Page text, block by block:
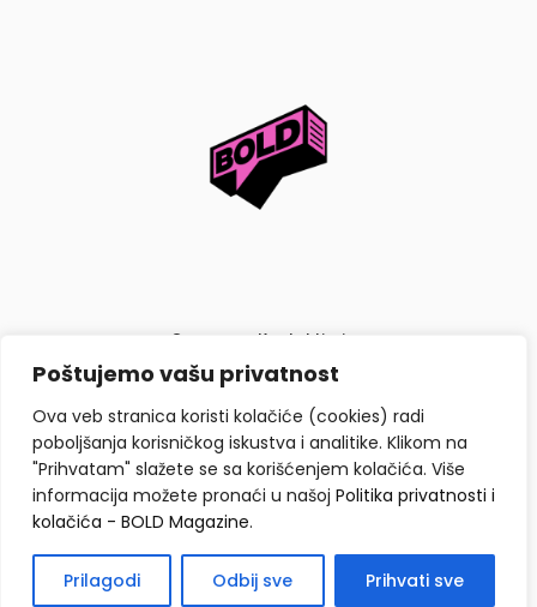
Poštujemo vašu privatnost
Ova veb stranica koristi kolačiće (cookies) radi
poboljšanja korisničkog iskustva i analitike. Klikom na
"Prihvatam" slažete se sa korišćenjem kolačića. Više
informacija možete pronaći u našoj Politika privatnosti i
kolačića - BOLD Magazine.
Prilagodi Odbij sve Prihvati sve
O nama Kontaktiraj nas
Politika privatnosti i kolačića
Copyright © BOLD Magazine 2026. Sva prava zadržana.